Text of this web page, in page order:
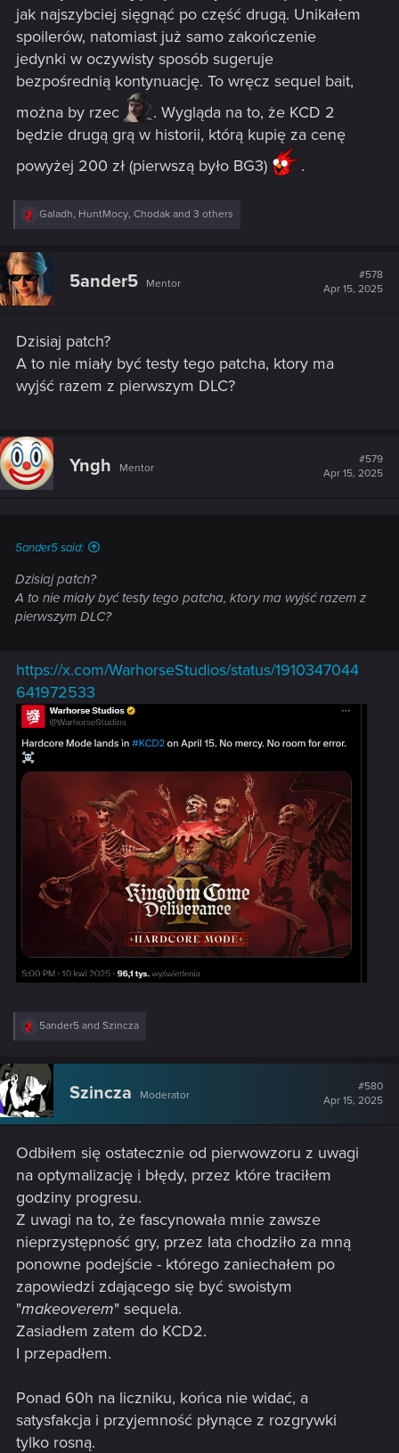
jak najszybciej sięgnąć po część drugą. Unikałem
spoilerów, natomiast już samo zakończenie
jedynki w oczywisty sposób sugeruje
bezpośrednią kontynuację. To wręcz sequel bait,
można by rzec
. Wygląda na to, że KCD 2
będzie drugą grą w historii, którą kupię za cenę
powyżej 200 zł (pierwszą było BG3)
.
R
c
t
i
o
:
Galadh, HuntMocy, Chodak and 3 others
5ander5 Mentor
#578
Apr 15, 2025
Dzisiaj patch?
A to nie miały być testy tego patcha, ktory ma
wyjść razem z pierwszym DLC?
Yngh Mentor
#579
Apr 15, 2025
5ander5 said:
Dzisiaj patch?
A to nie miały być testy tego patcha, ktory ma wyjść razem z
pierwszym DLC?
https://x.com/WarhorseStudios/status/1910347044
641972533
R
c
t
i
o
n
:
5ander5 and Szincza
Szincza Moderator
#580
Apr 15, 2025
Odbiłem się ostatecznie od pierwowzoru z uwagi
na optymalizację i błędy, przez które traciłem
godziny progresu.
Z uwagi na to, że fascynowała mnie zawsze
nieprzystępność gry, przez lata chodziło za mną
ponowne podejście - którego zaniechałem po
zapowiedzi zdającego się być swoistym
"makeoverem" sequela.
Zasiadłem zatem do KCD2.
I przepadłem.
Ponad 60h na liczniku, końca nie widać, a
satysfakcja i przyjemność płynące z rozgrywki
tylko rosną.